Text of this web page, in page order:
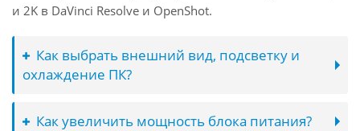
и 2K в DaVinci Resolve и OpenShot.
Как выбрать внешний вид, подсветку и
охлаждение ПК?
Как увеличить мощность блока питания?